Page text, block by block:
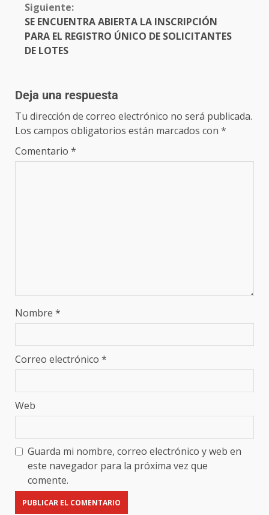
Siguiente:
SE ENCUENTRA ABIERTA LA INSCRIPCIÓN
PARA EL REGISTRO ÚNICO DE SOLICITANTES
DE LOTES
Deja una respuesta
Tu dirección de correo electrónico no será publicada.
Los campos obligatorios están marcados con *
Comentario *
Nombre *
Correo electrónico *
Web
Guarda mi nombre, correo electrónico y web en
este navegador para la próxima vez que
comente.